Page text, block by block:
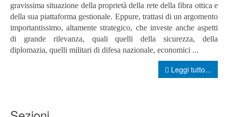
gravissima situazione della proprietà della rete della fibra ottica e
della sua piattaforma gestionale. Eppure, trattasi di un argomento
importantissimo, altamente strategico, che investe anche aspetti
di grande rilevanza, quali quelli della sicurezza, della
diplomazia, quelli militari di difesa nazionale, economici ...
Leggi tutto...